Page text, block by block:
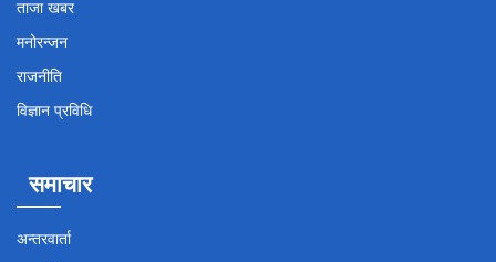
ताजा खबर
मनोरन्जन
राजनीति
विज्ञान प्रविधि
समाचार
अन्तरवार्ता